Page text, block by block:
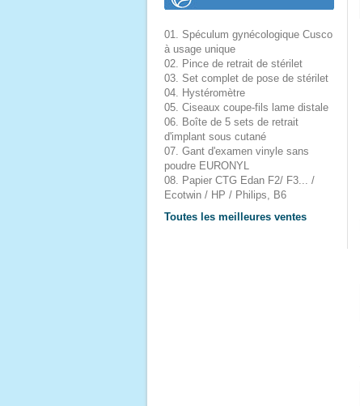
01. Spéculum gynécologique Cusco
à usage unique
02. Pince de retrait de stérilet
03. Set complet de pose de stérilet
04. Hystéromètre
05. Ciseaux coupe-fils lame distale
06. Boîte de 5 sets de retrait
d'implant sous cutané
07. Gant d'examen vinyle sans
poudre EURONYL
08. Papier CTG Edan F2/ F3... /
Ecotwin / HP / Philips, B6
Toutes les meilleures ventes